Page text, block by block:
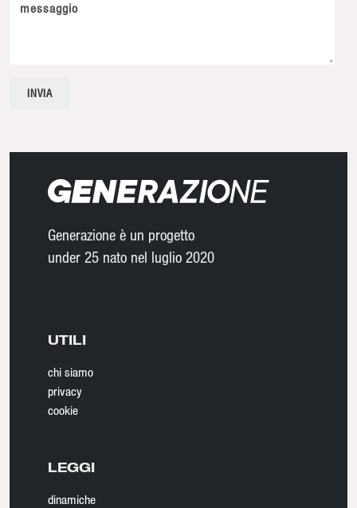
messaggio
Generazione è un progetto
under 25 nato nel luglio 2020
UTILI
chi siamo
privacy
cookie
LEGGI
dinamiche